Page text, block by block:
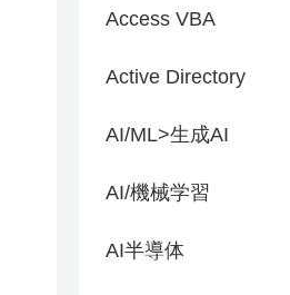
Access VBA
Active Directory
AI/ML>生成AI
AI/機械学習
AI半導体